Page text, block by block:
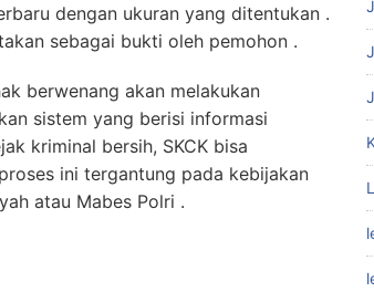
dengan ukuran yang ditentukan .
sebagai bukti oleh pemohon .
berwenang akan melakukan
sistem yang berisi informasi
kriminal bersih, SKCK bisa
ini tergantung pada kebijakan
atau Mabes Polri .